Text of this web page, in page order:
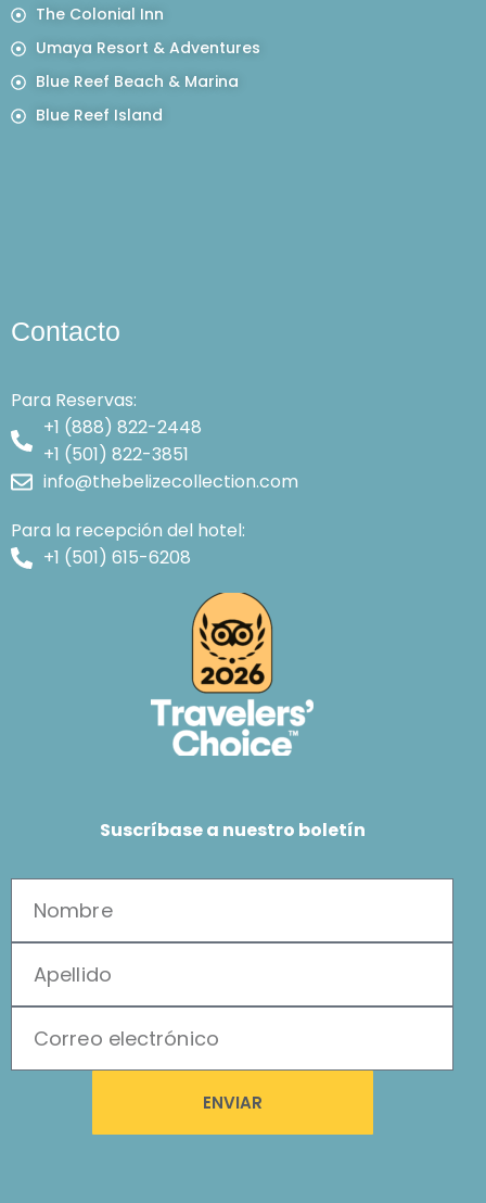
The Colonial Inn
Umaya Resort & Adventures
Blue Reef Beach & Marina
Blue Reef Island
Contacto
Para Reservas:
+1 (888) 822-2448
+1 (501) 822-3851
info@thebelizecollection.com
Para la recepción del hotel:
+1 (501) 615-6208
Suscríbase a nuestro boletín
ENVIAR